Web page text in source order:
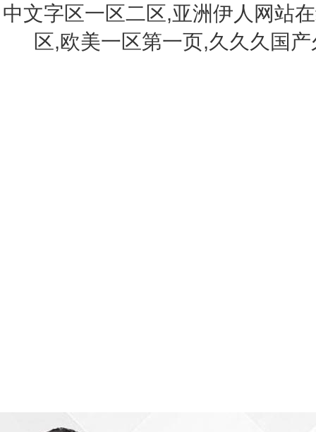
中文字区一区二区,亚洲伊人网站
区,欧美一区第一页,久久久国